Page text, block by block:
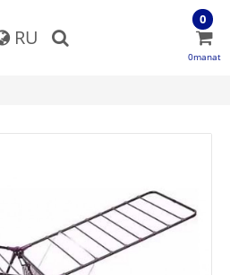
RU
0
0manat